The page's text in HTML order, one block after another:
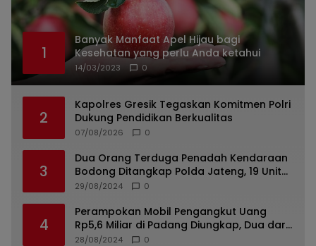
1
Banyak Manfaat Apel Hijau bagi
Kesehatan yang perlu Anda ketahui
14/03/2023 0
2
Kapolres Gresik Tegaskan Komitmen Polri
Dukung Pendidikan Berkualitas
07/08/2026 0
3
Dua Orang Terduga Penadah Kendaraan
Bodong Ditangkap Polda Jateng, 19 Unit
Roda Empat Diamankan
29/08/2024 0
4
Perampokan Mobil Pengangkut Uang
Rp5,6 Miliar di Padang Diungkap, Dua dari
Tiga Tersangka Merupakan Oknum Polisi
28/08/2024 0